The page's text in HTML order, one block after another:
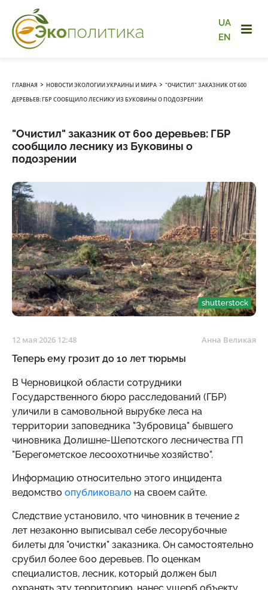
UA
EN
ГЛАВНАЯ › НОВОСТИ ЭКОЛОГИИ УКРАИНЫ И МИРА › "ОЧИСТИЛ" ЗАКАЗНИК ОТ 600
ДЕРЕВЬЕВ: ГБР СООБЩИЛО ЛЕСНИКУ ИЗ БУКОВИНЫ О ПОДОЗРЕНИИ
"Очистил" заказник от 600 деревьев: ГБР
сообщило леснику из Буковины о
подозрении
shutterstock
12 мая 2026 12:48 Анна Великая
Теперь ему грозит до 10 лет тюрьмы
В Черновицкой области сотрудники
Государственного бюро расследований (ГБР)
уличили в самовольной вырубке леса на
территории заповедника "Зубровица" бывшего
чиновника Долишне-Шепотского лесничества ГП
"Берегометское лесоохотничье хозяйство".
Информацию относительно этого инцидента
ведомство опубликовало на своем сайте.
Следствие установило, что чиновник в течение 2
лет незаконно выписывал себе лесорубочные
билеты для "очистки" заказника. Он самостоятельно
срубил более 600 деревьев. По оценкам
специалистов, лесник, который должен был
охранять эту территорию, нанес ущерб объекту